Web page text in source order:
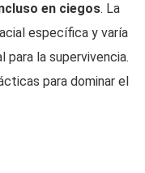
en ciegos. La
específica y varía
para la supervivencia.
para dominar el